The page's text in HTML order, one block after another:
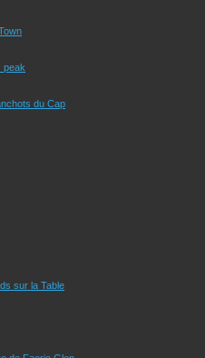
peak
du Cap
sur la Table